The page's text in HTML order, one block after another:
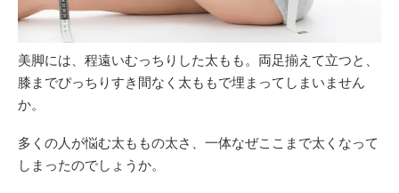
美脚には、程遠いむっちりした太もも。両足揃えて立つと、
膝までぴっちりすき間なく太ももで埋まってしまいません
か。
多くの人が悩む太ももの太さ、一体なぜここまで太くなって
しまったのでしょうか。